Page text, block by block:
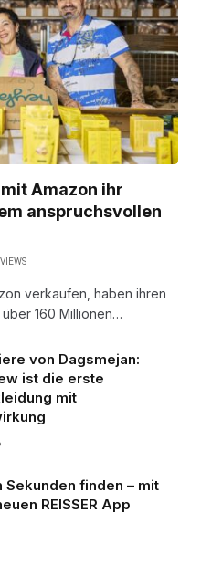
Amazon ihr
anspruchsvollen
VIEWS
verkaufen, haben ihren
160 Millionen…
von Dagsmejan:
ist die erste
mit
Sekunden finden – mit
REISSER App